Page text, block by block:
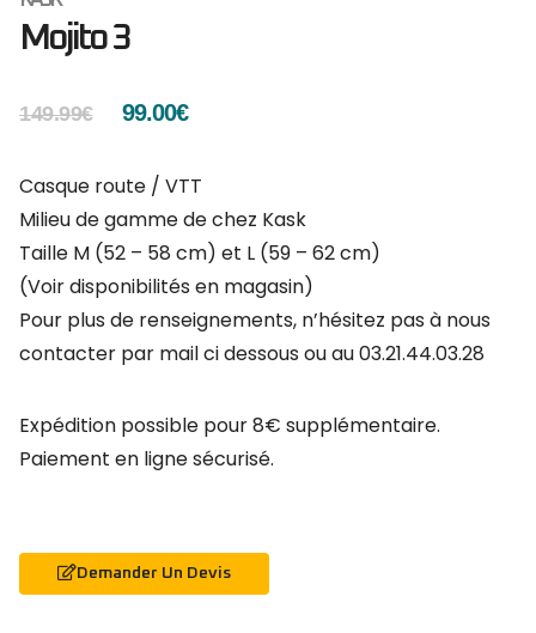
Mojito 3
149.99€ 99.00€
Casque route / VTT
Milieu de gamme de chez Kask
Taille M (52 – 58 cm) et L (59 – 62 cm)
(Voir disponibilités en magasin)
Pour plus de renseignements, n’hésitez pas à nous
contacter par mail ci dessous ou au 03.21.44.03.28
Expédition possible pour 8€ supplémentaire.
Paiement en ligne sécurisé.
Demander Un Devis